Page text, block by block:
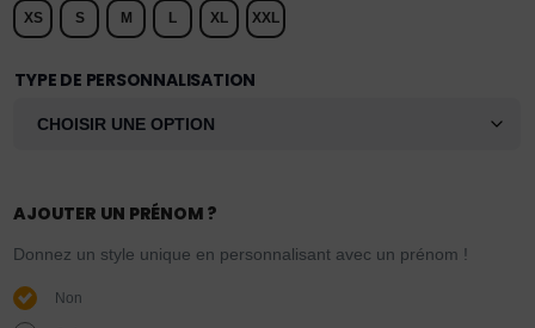
XS S M L XL XXL
TYPE DE PERSONNALISATION
AJOUTER UN PRÉNOM ?
Donnez un style unique en personnalisant avec un prénom !
Non